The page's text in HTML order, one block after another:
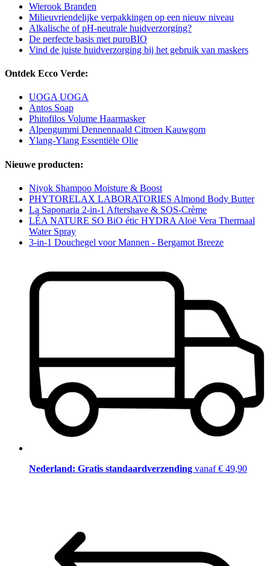
Wierook Branden
Milieuvriendelijke verpakkingen op een nieuw niveau
Alkalische of pH-neutrale huidverzorging?
De perfecte basis met puroBIO
Vind de juiste huidverzorging bij het gebruik van maskers
Ontdek Ecco Verde:
UOGA UOGA
Antos Soap
Phitofilos Volume Haarmasker
Alpengummi Dennennaald Citroen Kauwgom
Ylang-Ylang Essentiële Olie
Nieuwe producten:
Niyok Shampoo Moisture & Boost
PHYTORELAX LABORATORIES Almond Body Butter
La Saponaria 2-in-1 Aftershave & SOS-Crème
LÉA NATURE SO BiO étic HYDRA Aloë Vera Thermaal
Water Spray
3-in-1 Douchegel voor Mannen - Bergamot Breeze
Nederland: Gratis standaardverzending vanaf € 49,90